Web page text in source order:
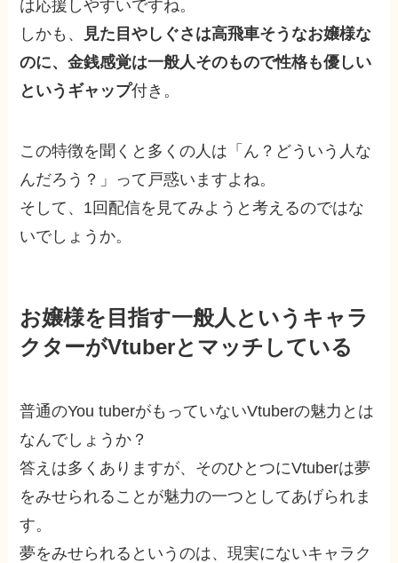
は応援しやすいですね。
しかも、
見た目やしぐさは高飛車そうなお嬢様な
のに、金銭感覚は一般人そのもので性格も優しい
というギャップ付き。
この特徴を聞くと多くの人は「ん？どういう人な
んだろう？」って戸惑いますよね。
そして、1回配信を見てみようと考えるのではな
いでしょうか。
お嬢様を目指す一般人というキャラ
クターがVtuberとマッチしている
普通のYou tuberがもっていないVtuberの魅力とは
なんでしょうか？
答えは多くありますが、そのひとつにVtuberは夢
をみせられることが魅力の一つとしてあげられま
す。
夢をみせられるというのは、現実にないキャラク